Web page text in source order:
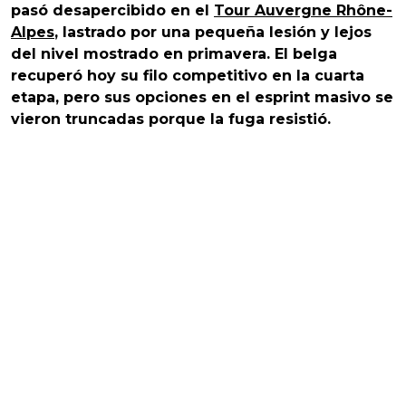
pasó desapercibido en el Tour Auvergne Rhône-
Alpes, lastrado por una pequeña lesión y lejos
del nivel mostrado en primavera. El belga
recuperó hoy su filo competitivo en la cuarta
etapa, pero sus opciones en el esprint masivo se
vieron truncadas porque la fuga resistió.